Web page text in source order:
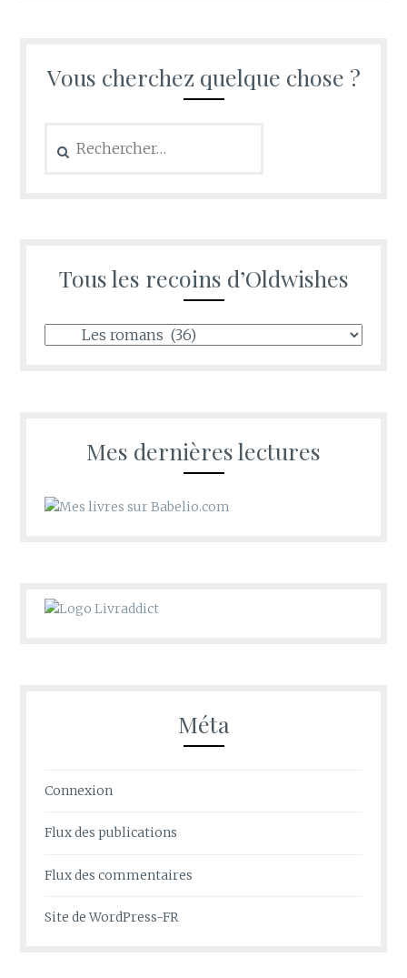
Vous cherchez quelque chose ?
Tous les recoins d’Oldwishes
Mes dernières lectures
Méta
Connexion
Flux des publications
Flux des commentaires
Site de WordPress-FR